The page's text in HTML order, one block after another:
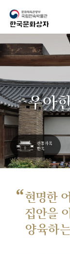
우아
“현명한
집안을
양육하